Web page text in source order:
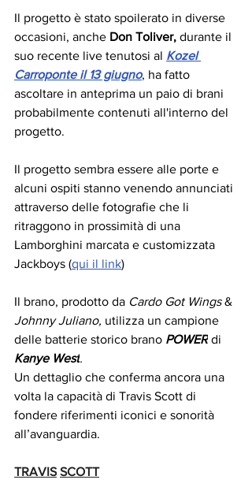
Il progetto è stato spoilerato in diverse
occasioni, anche Don Toliver, durante il
suo recente live tenutosi al Kozel
Carroponte il 13 giugno, ha fatto
ascoltare in anteprima un paio di brani
probabilmente contenuti all'interno del
progetto.
Il progetto sembra essere alle porte e
alcuni ospiti stanno venendo annunciati
attraverso delle fotografie che li
ritraggono in prossimità di una
Lamborghini marcata e customizzata
Jackboys (qui il link)
Il brano, prodotto da Cardo Got Wings &
Johnny Juliano, utilizza un campione
delle batterie storico brano POWER di
Kanye West.
Un dettaglio che conferma ancora una
volta la capacità di Travis Scott di
fondere riferimenti iconici e sonorità
all’avanguardia.
TRAVIS SCOTT